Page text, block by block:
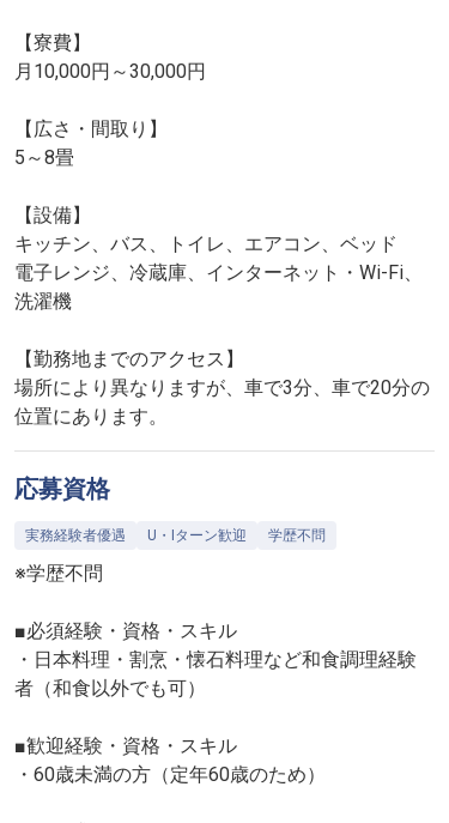
【寮費】
月10,000円～30,000円
【広さ・間取り】
5～8畳
【設備】
キッチン、バス、トイレ、エアコン、ベッド
電子レンジ、冷蔵庫、インターネット・Wi-Fi、
洗濯機
【勤務地までのアクセス】
場所により異なりますが、車で3分、車で20分の
位置にあります。
応募資格
実務経験者優遇 U・Iターン歓迎 学歴不問
※学歴不問
■必須経験・資格・スキル
・日本料理・割烹・懐石料理など和食調理経験
者（和食以外でも可）
■歓迎経験・資格・スキル
・60歳未満の方（定年60歳のため）